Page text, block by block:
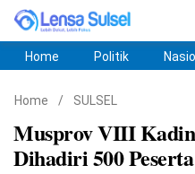
Home Politik
Home / SULSEL
Musprov VIII
Dihadiri 500